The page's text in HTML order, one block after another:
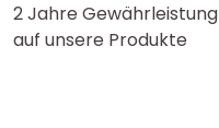
2 Jahre Gewährleistung
auf unsere Produkte